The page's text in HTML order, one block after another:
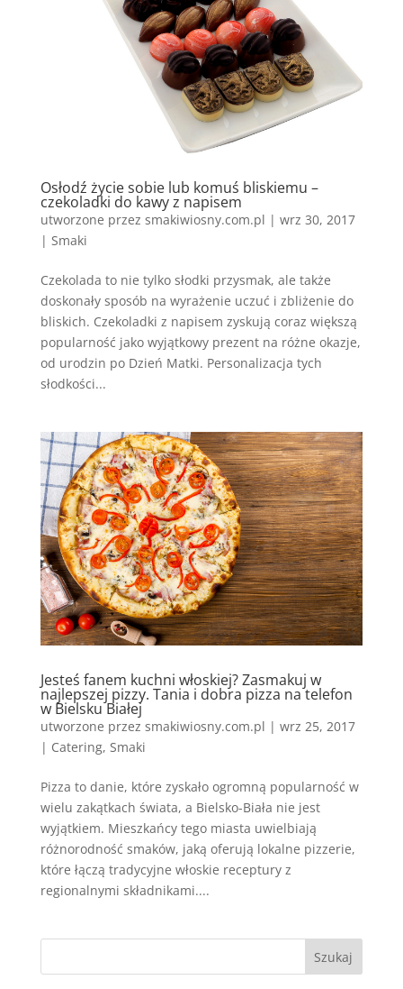
Osłodź życie sobie lub komuś bliskiemu –
czekoladki do kawy z napisem
utworzone przez smakiwiosny.com.pl | wrz 30, 2017
| Smaki
Czekolada to nie tylko słodki przysmak, ale także
doskonały sposób na wyrażenie uczuć i zbliżenie do
bliskich. Czekoladki z napisem zyskują coraz większą
popularność jako wyjątkowy prezent na różne okazje,
od urodzin po Dzień Matki. Personalizacja tych
słodkości...
Jesteś fanem kuchni włoskiej? Zasmakuj w
najlepszej pizzy. Tania i dobra pizza na telefon
w Bielsku Białej
utworzone przez smakiwiosny.com.pl | wrz 25, 2017
| Catering, Smaki
Pizza to danie, które zyskało ogromną popularność w
wielu zakątkach świata, a Bielsko-Biała nie jest
wyjątkiem. Mieszkańcy tego miasta uwielbiają
różnorodność smaków, jaką oferują lokalne pizzerie,
które łączą tradycyjne włoskie receptury z
regionalnymi składnikami....